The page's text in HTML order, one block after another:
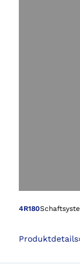
4R180
Produktdetails›